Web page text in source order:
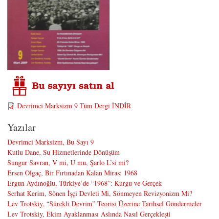
Devrimci Marksizm 9 Tüm Dergi İNDİR
Yazılar
Devrimci Marksizm, Bu Sayı 9
Kutlu Dane, Su Hizmetlerinde Dönüşüm
Sungur Savran, V mi, U mu, Şarlo L’si mi?
Ersen Olgaç, Bir Fırtınadan Kalan Miras: 1968
Ergun Aydınoğlu, Türkiye’de “1968”: Kurgu ve Gerçek
Serhat Kerim, Sönen İşçi Devleti Mi, Sönmeyen Revizyonizm Mi?
Lev Trotskiy, “Sürekli Devrim” Teorisi Üzerine Tarihsel Göndermeler
Lev Trotskiy, Ekim Ayaklanması Aslında Nasıl Gerçekleşti